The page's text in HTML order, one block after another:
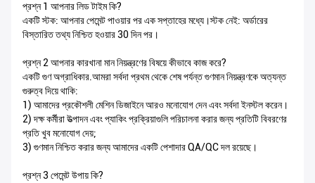
প্রশ্ন 1 আপনার লিড টাইম কি?
একটি স্টক: আপনার পেমেন্ট পাওয়ার পর এক সপ্তাহের মধ্যে।স্টক নেই: অর্ডারের
বিস্তারিত তথ্য নিশ্চিত হওয়ার 30 দিন পর।
প্রশ্ন 2 আপনার কারখানা মান নিয়ন্ত্রণের বিষয়ে কীভাবে কাজ করে?
একটি গুণ অগ্রাধিকার.আমরা সর্বদা প্রথম থেকে শেষ পর্যন্ত গুণমান নিয়ন্ত্রণকে অত্যন্ত
গুরুত্ব দিয়ে থাকি:
1) আমাদের প্রকৌশলী মেশিন ডিজাইনে আরও মনোযোগ দেন এবং সর্বদা ইনস্টল করেন।
2) দক্ষ কর্মীরা উত্পাদন এবং প্যাকিং প্রক্রিয়াগুলি পরিচালনা করার জন্য প্রতিটি বিবরণের
প্রতি খুব মনোযোগ দেয়;
3) গুণমান নিশ্চিত করার জন্য আমাদের একটি পেশাদার QA/QC দল রয়েছে।
প্রশ্ন 3 পেমেন্ট উপায় কি?